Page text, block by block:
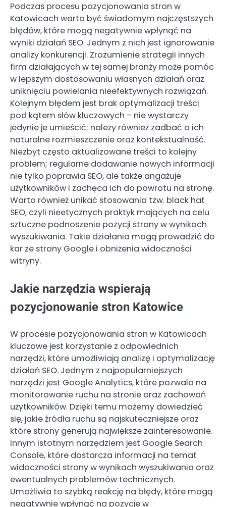
Podczas procesu pozycjonowania stron w
Katowicach warto być świadomym najczęstszych
błędów, które mogą negatywnie wpłynąć na
wyniki działań SEO. Jednym z nich jest ignorowanie
analizy konkurencji. Zrozumienie strategii innych
firm działających w tej samej branży może pomóc
w lepszym dostosowaniu własnych działań oraz
uniknięciu powielania nieefektywnych rozwiązań.
Kolejnym błędem jest brak optymalizacji treści
pod kątem słów kluczowych – nie wystarczy
jedynie je umieścić; należy również zadbać o ich
naturalne rozmieszczenie oraz kontekstualność.
Niezbyt często aktualizowane treści to kolejny
problem; regularne dodawanie nowych informacji
nie tylko poprawia SEO, ale także angażuje
użytkowników i zachęca ich do powrotu na stronę.
Warto również unikać stosowania tzw. black hat
SEO, czyli nieetycznych praktyk mających na celu
sztuczne podnoszenie pozycji strony w wynikach
wyszukiwania. Takie działania mogą prowadzić do
kar ze strony Google i obniżenia widoczności
witryny.
Jakie narzędzia wspierają
pozycjonowanie stron Katowice
W procesie pozycjonowania stron w Katowicach
kluczowe jest korzystanie z odpowiednich
narzędzi, które umożliwiają analizę i optymalizację
działań SEO. Jednym z najpopularniejszych
narzędzi jest Google Analytics, które pozwala na
monitorowanie ruchu na stronie oraz zachowań
użytkowników. Dzięki temu możemy dowiedzieć
się, jakie źródła ruchu są najskuteczniejsze oraz
które strony generują największe zainteresowanie.
Innym istotnym narzędziem jest Google Search
Console, które dostarcza informacji na temat
widoczności strony w wynikach wyszukiwania oraz
ewentualnych problemów technicznych.
Umożliwia to szybką reakcję na błędy, które mogą
negatywnie wpłynąć na pozycje w